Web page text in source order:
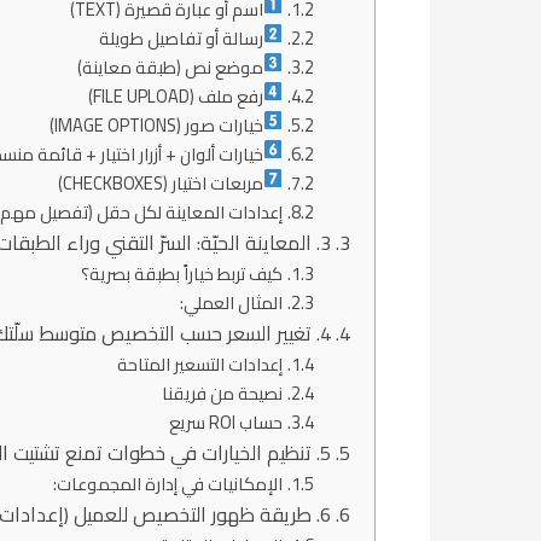
اسم أو عبارة قصيرة (TEXT)
رسالة أو تفاصيل طويلة
موضع نص (طبقة معاينة)
رفع ملف (FILE UPLOAD)
خيارات صور (IMAGE OPTIONS)
خيارات ألوان + أزرار اختيار + قائمة
مربعات اختيار (CHECKBOXES)
إعدادات المعاينة لكل حقل (تفصيل
3. المعاينة الحيّة: السرّ التقني وراء الطبقات
كيف تربط خياراً بطبقة بصرية؟
المثال العملي:
4. تغيير السعر حسب التخصيص متوسط سلّتك يرتفع تلقائياً
إعدادات التسعير المتاحة
نصيحة من فريقنا
حساب ROI سريع
5. تنظيم الخيارات في خطوات تمنع تشتيت العميل
الإمكانيات في إدارة المجموعات:
6. طريقة ظهور التخصيص للعميل (إعدادات دقيقة)